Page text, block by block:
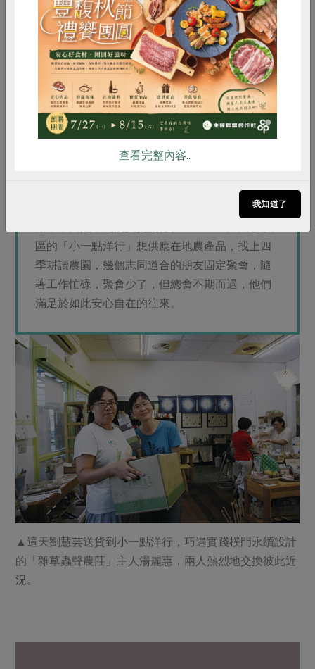
這天，梅姬颱風剛走，所幸壽豐風勢較小，農園安然無
恙。「一般花蓮的下午會有烏雲，特別是夏天過後的秋
天。現在天這麼亮，擔心下個颱風對我們會有影響。」李
慶豪看看天色，仍略顯憂心。
負責任的生活
對比以前：「曾有客戶打來：『你們亂賣，把我
小孩的奶粉錢都賠光了！』我們賣投資型商品，
領到薪水，我能用得開心嗎？」七年來的農耕生
活，很多客人真誠的回饋，互動中有尊重有感
區的「小一點洋行」想供應在地農產品，找上四
季耕讀農園，幾個志同道合的朋友固定聚會，隨
著工作忙碌，聚會少了，但總會不期而遇，他們
滿足於如此安心自在的往來。
▲這天劉慧芸送貨到小一點洋行，巧遇實踐樸門永續設計
的「雜草蟲聲農莊」主人湯麗惠，兩人熱烈地交換彼此近
況。
惜食 RPET 食譜 減硝酸鹽
雞蛋 食安 共同購買
查看完整內容..
我知道了